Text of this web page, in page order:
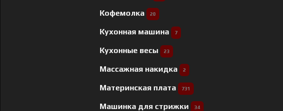
Кофемолка 20
Кухонная машина 7
Кухонные весы 23
Массажная накидка 2
Материнская плата 731
Машинка для стрижки 34